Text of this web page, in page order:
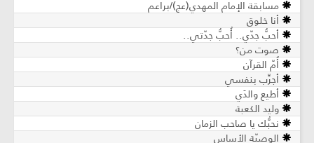
مسابقة الإمام المهدي(عج)/براعم
أنا خلوق
أحبُّ جدّي.. أُحبُّ جدّتي..
صوت من؟
أُمّ القرآن
أجرِّب بنفسي
أطيع والدَي
وليد الكعبة
نحبُّك يا صاحب الزمان
الوصيّة الأساس